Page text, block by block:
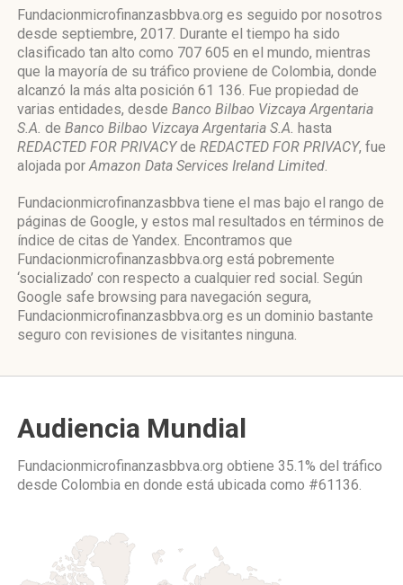
Fundacionmicrofinanzasbbva.org es seguido por nosotros
desde septiembre, 2017. Durante el tiempo ha sido
clasificado tan alto como 707 605 en el mundo, mientras
que la mayoría de su tráfico proviene de Colombia, donde
alcanzó la más alta posición 61 136. Fue propiedad de
varias entidades, desde Banco Bilbao Vizcaya Argentaria
S.A. de Banco Bilbao Vizcaya Argentaria S.A. hasta
REDACTED FOR PRIVACYde REDACTED FOR PRIVACY, fue
alojada porAmazon Data Services Ireland Limited.
Fundacionmicrofinanzasbbva tiene el mas bajo el rango de
páginas de Google, y estos mal resultados en términos de
índice de citas de Yandex. Encontramos que
Fundacionmicrofinanzasbbva.org está pobremente
‘socializado’ con respecto a cualquier red social. Según
Google safe browsing para navegación segura,
Fundacionmicrofinanzasbbva.org es un dominio bastante
seguro con revisiones de visitantes ninguna.
Audiencia Mundial
Fundacionmicrofinanzasbbva.org obtiene 35.1% del tráfico
desde Colombia en donde está ubicada como #61136.